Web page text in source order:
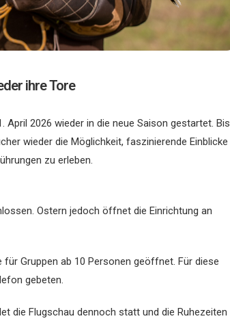
ihre Tore
April 2026 wieder in die neue Saison gestartet. Bis
wieder die Möglichkeit, faszinierende Einblicke
zu erleben.
Ostern jedoch öffnet die Einrichtung an
Gruppen ab 10 Personen geöffnet. Für diese
gebeten.
die Flugschau dennoch statt und die Ruhezeiten